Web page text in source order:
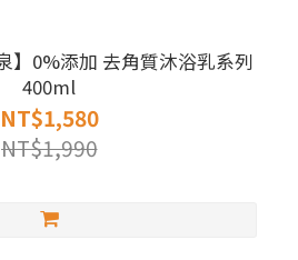
】0%添加 去角質沐浴乳系列
400ml
NT$1,580
NT$1,990